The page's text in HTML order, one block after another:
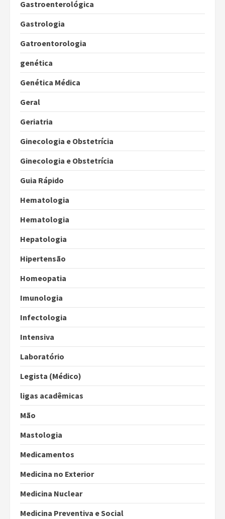
Gastroenterológica
Gastrologia
Gatroentorologia
genética
Genética Médica
Geral
Geriatria
Ginecologia e Obstetrícia
Ginecologia e Obstetrícia
Guia Rápido
Hematologia
Hematologia
Hepatologia
Hipertensão
Homeopatia
Imunologia
Infectologia
Intensiva
Laboratório
Legista (Médico)
ligas acadêmicas
Mão
Mastologia
Medicamentos
Medicina no Exterior
Medicina Nuclear
Medicina Preventiva e Social